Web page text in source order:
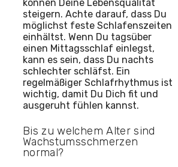
können Deine Lebensqualität
steigern. Achte darauf, dass Du
möglichst feste Schlafenszeiten
einhältst. Wenn Du tagsüber
einen Mittagsschlaf einlegst,
kann es sein, dass Du nachts
schlechter schläfst. Ein
regelmäßiger Schlafrhythmus ist
wichtig, damit Du Dich fit und
ausgeruht fühlen kannst.
Bis zu welchem Alter sind
Wachstumsschmerzen
normal?